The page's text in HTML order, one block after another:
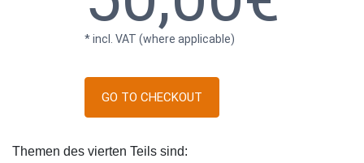
* incl. VAT (where applicable)
GO TO CHECKOUT
Themen des vierten Teils sind: